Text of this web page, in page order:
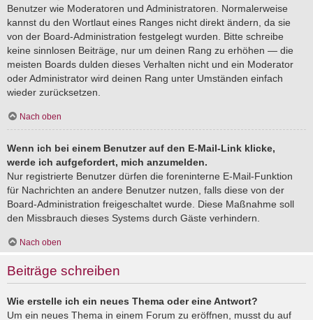
Benutzer wie Moderatoren und Administratoren. Normalerweise
kannst du den Wortlaut eines Ranges nicht direkt ändern, da sie
von der Board-Administration festgelegt wurden. Bitte schreibe
keine sinnlosen Beiträge, nur um deinen Rang zu erhöhen — die
meisten Boards dulden dieses Verhalten nicht und ein Moderator
oder Administrator wird deinen Rang unter Umständen einfach
wieder zurücksetzen.
Nach oben
Wenn ich bei einem Benutzer auf den E-Mail-Link klicke,
werde ich aufgefordert, mich anzumelden.
Nur registrierte Benutzer dürfen die foreninterne E-Mail-Funktion
für Nachrichten an andere Benutzer nutzen, falls diese von der
Board-Administration freigeschaltet wurde. Diese Maßnahme soll
den Missbrauch dieses Systems durch Gäste verhindern.
Nach oben
Beiträge schreiben
Wie erstelle ich ein neues Thema oder eine Antwort?
Um ein neues Thema in einem Forum zu eröffnen, musst du auf